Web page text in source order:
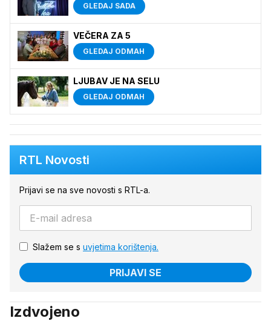
GLEDAJ SADA
VEČERA ZA 5
GLEDAJ ODMAH
LJUBAV JE NA SELU
GLEDAJ ODMAH
RTL Novosti
Prijavi se na sve novosti s RTL-a.
Slažem se s uvjetima korištenja.
PRIJAVI SE
Izdvojeno